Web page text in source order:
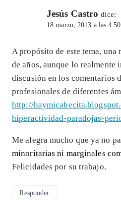
Jesús Castro dice:
18 marzo, 2013 a las 4:50
A propósito de este tema,
de años, aunque lo realmente
discusión en los comentarios
profesionales de diferentes
http://
hiperactividad-paradojas-
Me alegra mucho que ya no
minoritarias ni marginales
Felicidades por su trabajo.
Responder